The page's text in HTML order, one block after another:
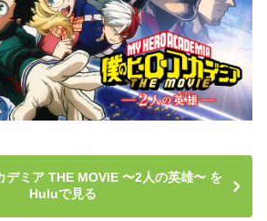
デミア THE MOVIE 〜2人の英雄〜 を
Huluで見る